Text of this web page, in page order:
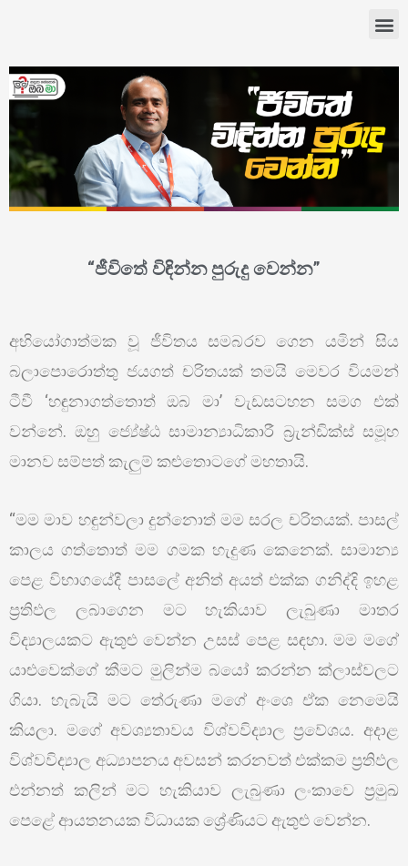
“ජීවිතේ විඳින්න පුරුදු වෙන්න”
අභියෝගාත්මක වූ ජීවිතය සමබරව ගෙන යමින් සිය
බලාපොරොත්තු ජයගත් චරිතයක් තමයි මෙවර වියමන්
ටීවී ‘හඳුනාගත්තොත් ඔබ මා’ වැඩසටහන සමග එක්
වන්නේ. ඔහු ජ්‍යේෂ්ඨ සාමාන්‍යාධිකාරී බ්‍රැන්ඩික්ස් සමූහ
මානව සම්පත් කැලුම් කළුතොටගේ මහතායි.
“මම මාව හඳුන්වලා දුන්නොත් මම සරල චරිතයක්. පාසල්
කාලය ගත්තොත් මම ගමක හැදුණ කෙනෙක්. සාමාන්‍ය
පෙළ විභාගයේදී පාසලේ අනිත් අයත් එක්ක ගනිද්දි ඉහළ
ප්‍රතිඵල ලබාගෙන මට හැකියාව ලැබුණා මාතර
විද්‍යාලයකට ඇතුළු වෙන්න උසස් පෙළ සඳහා. මම මගේ
යාළුවෙක්ගේ කීමට මුලින්ම බයෝ කරන්න ක්ලාස්වලට
ගියා. හැබැයි මට තේරුණා මගේ අංශෙ ඒක නෙමෙයි
කියලා. මගේ අවශ්‍යතාවය විශ්වවිද්‍යාල ප්‍රවේශය. අදාළ
විශ්වවිද්‍යාල අධ්‍යාපනය අවසන් කරනවත් එක්කම ප්‍රතිඵල
එන්නත් කලින් මට හැකියාව ලැබුණා ලංකාවෙ ප්‍රමුඛ
පෙළේ ආයතනයක විධායක ශ්‍රේණියට ඇතුළු වෙන්න.